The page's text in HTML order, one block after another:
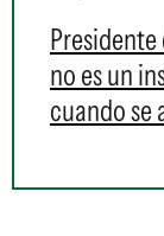
no es un
cuando se